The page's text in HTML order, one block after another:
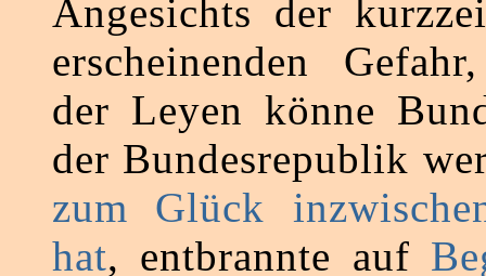
Angesichts der
erscheinenden
der Leyen könne
der Bundesrepublik
zum Glück
hat, entbrannte auf